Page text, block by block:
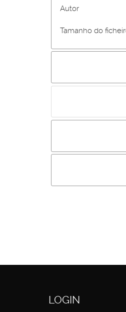
Autor
Tamanho do
Incluir imagem :
Os visitantes não
Primeiro
LOGIN